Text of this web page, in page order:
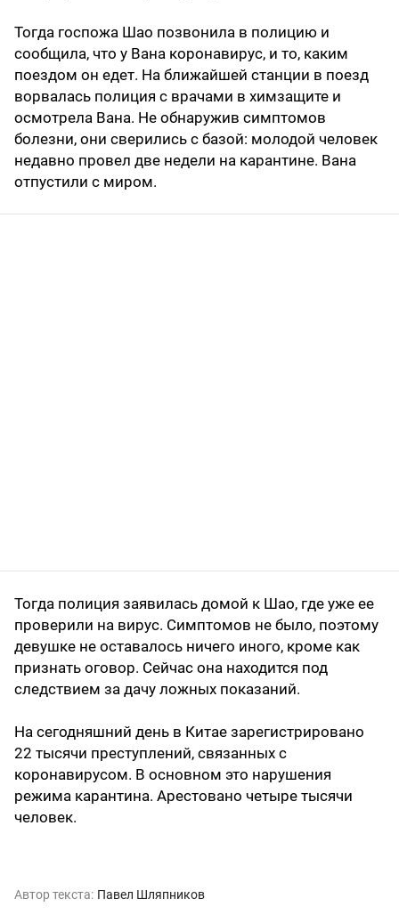
Тогда госпожа Шао позвонила в полицию и
сообщила, что у Вана коронавирус, и то, каким
поездом он едет. На ближайшей станции в поезд
ворвалась полиция с врачами в химзащите и
осмотрела Вана. Не обнаружив симптомов
болезни, они сверились с базой: молодой человек
недавно провел две недели на карантине. Вана
отпустили с миром.
Тогда полиция заявилась домой к Шао, где уже ее
проверили на вирус. Симптомов не было, поэтому
девушке не оставалось ничего иного, кроме как
признать оговор. Сейчас она находится под
следствием за дачу ложных показаний.
На сегодняшний день в Китае зарегистрировано
22 тысячи преступлений, связанных с
коронавирусом. В основном это нарушения
режима карантина. Арестовано четыре тысячи
человек.
Автор текста: Павел Шляпников